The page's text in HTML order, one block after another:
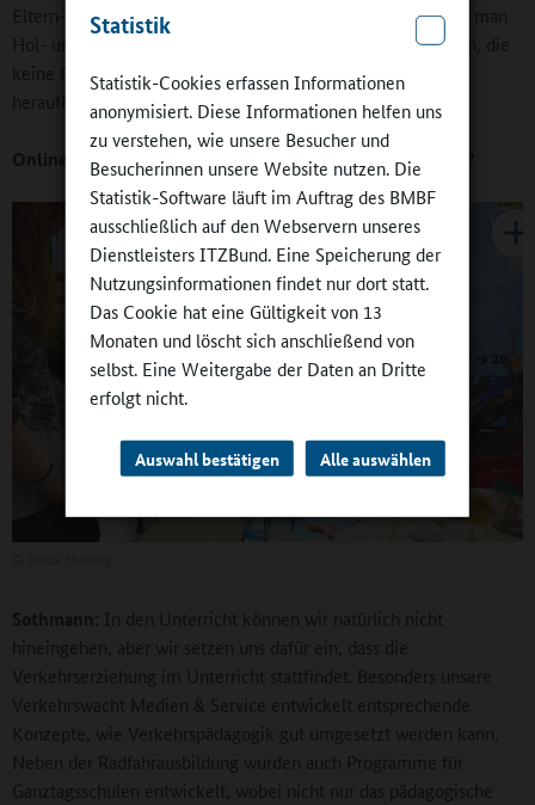
Statistik
Statistik-Cookies erfassen Informationen
anonymisiert. Diese Informationen helfen uns
zu verstehen, wie unsere Besucher und
Besucherinnen unsere Website nutzen. Die
Statistik-Software läuft im Auftrag des BMBF
ausschließlich auf den Webservern unseres
Dienstleisters ITZBund. Eine Speicherung der
Nutzungsinformationen findet nur dort statt.
Das Cookie hat eine Gültigkeit von 13
Monaten und löscht sich anschließend von
selbst. Eine Weitergabe der Daten an Dritte
erfolgt nicht.
Auswahl bestätigen Alle auswählen
Eltern-Taxi aufzeigen. Einige Verkehrswachten schauen, wo man
Hol- und Bringzonen in der Nähe der Schule einrichten kann, die
keine Gefährdung der Schülerinnen und Schüler
heraufbeschwören.
Online-Redaktion:Welche Angebote machen Sie Schulen?
Sothmann: In den Unterricht können wir natürlich nicht
hineingehen, aber wir setzen uns dafür ein, dass die
Verkehrserziehung im Unterricht stattfindet. Besonders unsere
Verkehrswacht Medien & Service entwickelt entsprechende
Konzepte, wie Verkehrspädagogik gut umgesetzt werden kann.
Neben der Radfahrausbildung wurden auch Programme für
Ganztagsschulen entwickelt, wobei nicht nur das pädagogische